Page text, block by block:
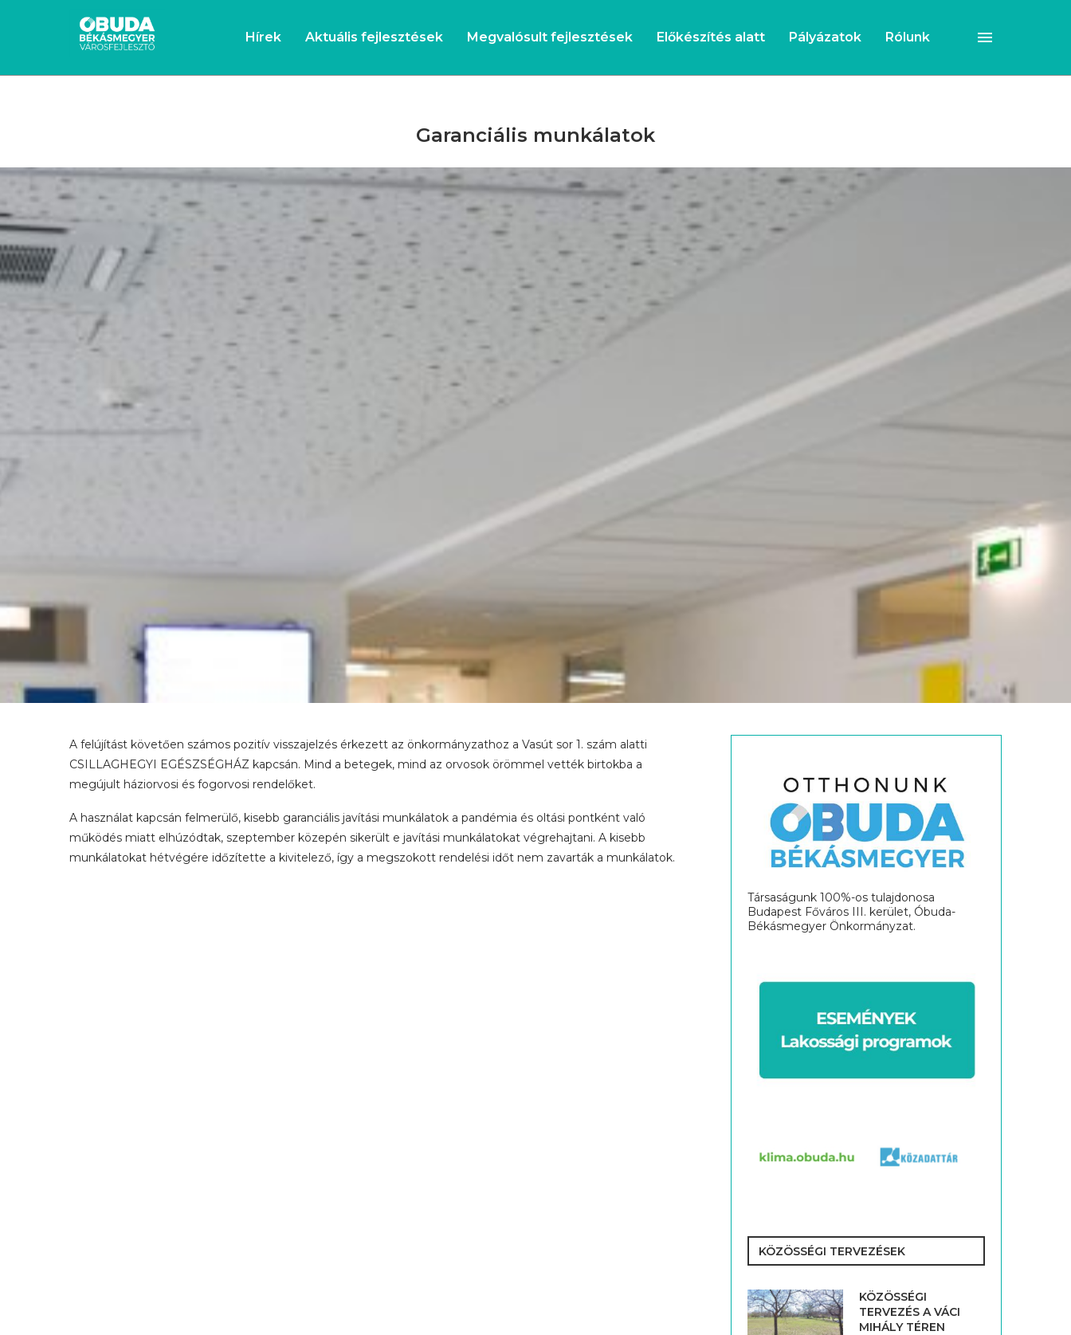
Hírek Aktuális fejlesztések Megvalósult fejlesztések Előkészítés alatt Pályázatok Rólunk
Garanciális munkálatok
A felújítást követően számos pozitív visszajelzés érkezett az önkormányzathoz a Vasút sor 1. szám alatti
CSILLAGHEGYI EGÉSZSÉGHÁZ kapcsán. Mind a betegek, mind az orvosok örömmel vették birtokba a
megújult háziorvosi és fogorvosi rendelőket.
A használat kapcsán felmerülő, kisebb garanciális javítási munkálatok a pandémia és oltási pontként való
működés miatt elhúzódtak, szeptember közepén sikerült e javítási munkálatokat végrehajtani. A kisebb
munkálatokat hétvégére időzítette a kivitelező, így a megszokott rendelési időt nem zavarták a munkálatok.
Társaságunk 100%-os tulajdonosa
Budapest Főváros III. kerület, Óbuda-
Békásmegyer Önkormányzat.
KÖZÖSSÉGI TERVEZÉSEK
KÖZÖSSÉGI
TERVEZÉS A VÁCI
MIHÁLY TÉREN